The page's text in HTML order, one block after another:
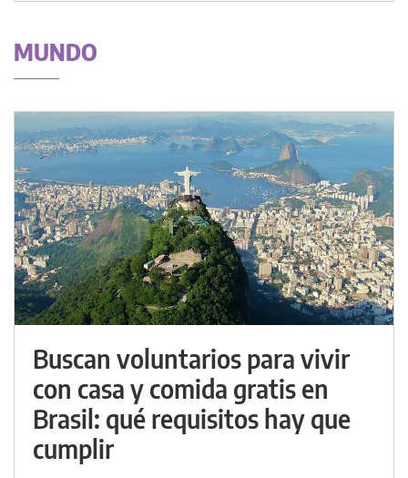
MUNDO
Buscan voluntarios para vivir
con casa y comida gratis en
Brasil: qué requisitos hay que
cumplir